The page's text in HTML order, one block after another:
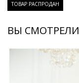
ТОВАР РАСПРОДАН
ВЫ СМОТРЕЛИ